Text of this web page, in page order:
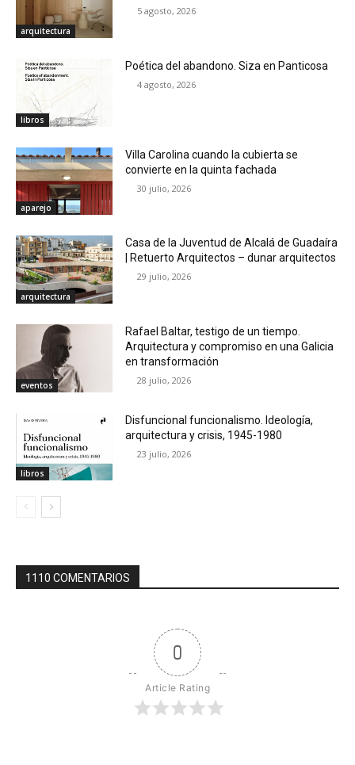
arquitectura
5 agosto, 2026
libros
Poética del abandono. Siza en Panticosa
4 agosto, 2026
aparejo
Villa Carolina cuando la cubierta se
convierte en la quinta fachada
30 julio, 2026
arquitectura
Casa de la Juventud de Alcalá de Guadaíra
| Retuerto Arquitectos – dunar arquitectos
29 julio, 2026
eventos
Rafael Baltar, testigo de un tiempo.
Arquitectura y compromiso en una Galicia
en transformación
28 julio, 2026
libros
Disfuncional funcionalismo. Ideología,
arquitectura y crisis, 1945-1980
23 julio, 2026
1110 COMENTARIOS
0
Article Rating